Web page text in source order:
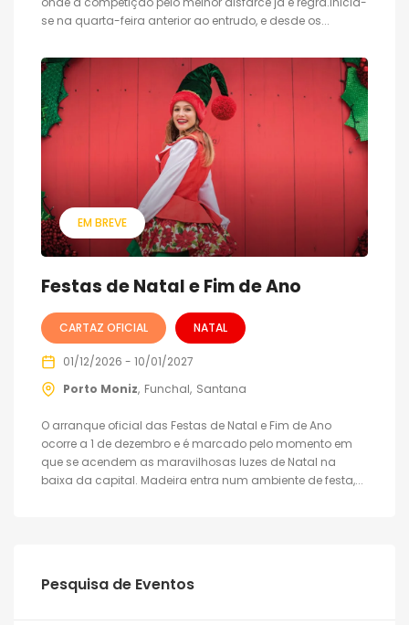
se na quarta-feira anterior ao entrudo, e desde os...
EM BREVE
Festas de Natal e Fim de Ano
CARTAZ OFICIAL NATAL
01/12/2026 - 10/01/2027
Porto Moniz Funchal Santana
O arranque oficial das Festas de Natal e Fim de Ano
ocorre a 1 de dezembro e é marcado pelo momento em
que se acendem as maravilhosas luzes de Natal na
baixa da capital. Madeira entra num ambiente de festa,...
Pesquisa de Eventos